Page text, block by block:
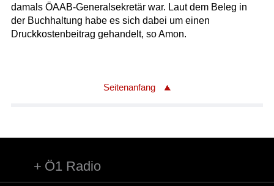
damals ÖAAB-Generalsekretär war. Laut dem Beleg in
der Buchhaltung habe es sich dabei um einen
Druckkostenbeitrag gehandelt, so Amon.
Seitenanfang
Ö1 Radio